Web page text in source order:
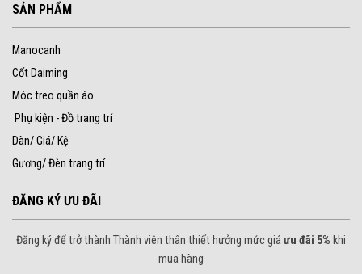
SẢN PHẨM
Manocanh
Cốt Daiming
Móc treo quần áo
Phụ kiện - Đồ trang trí
Dàn/ Giá/ Kệ
Gương/ Đèn trang trí
ĐĂNG KÝ ƯU ĐÃI
Đăng ký để trở thành Thành viên thân thiết hưởng mức giáưu đãi 5% khi
mua hàng